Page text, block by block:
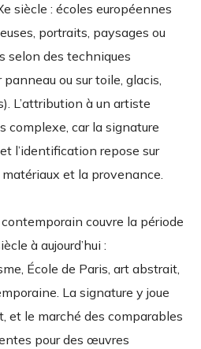
siècle : écoles européennes
portraits, paysages ou
selon des techniques
ou sur toile, glacis,
L’attribution à un artiste
complexe, car la signature
l’identification repose sur
et la provenance.
couvre la période
à aujourd’hui :
École de Paris, art abstrait,
La signature y joue
et le marché des comparables
pour des œuvres